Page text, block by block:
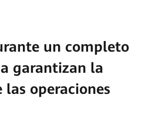
un completo
garantizan la
operaciones